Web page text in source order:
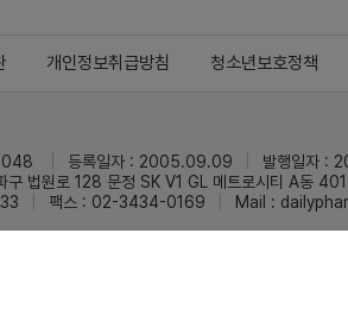
개인정보취급방침 청소년보호정책
등록일자 : 2005.09.09 발행일자 :
구 법원로 128 문정 SK V1 GL 메트로시티 A동
팩스 : 02-3434-0169 Mail :